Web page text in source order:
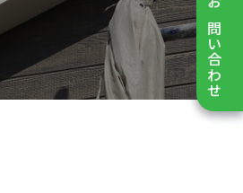
お問い合わせ